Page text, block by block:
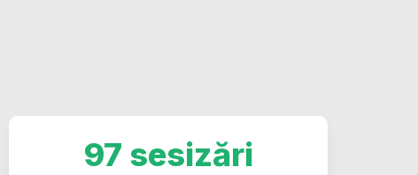
97 sesizări